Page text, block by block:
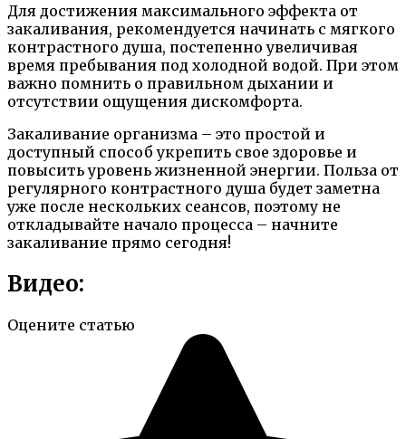
Для достижения максимального эффекта от
закаливания, рекомендуется начинать с мягкого
контрастного душа, постепенно увеличивая
время пребывания под холодной водой. При этом
важно помнить о правильном дыхании и
отсутствии ощущения дискомфорта.
Закаливание организма – это простой и
доступный способ укрепить свое здоровье и
повысить уровень жизненной энергии. Польза от
регулярного контрастного душа будет заметна
уже после нескольких сеансов, поэтому не
откладывайте начало процесса – начните
закаливание прямо сегодня!
Видео:
Оцените статью